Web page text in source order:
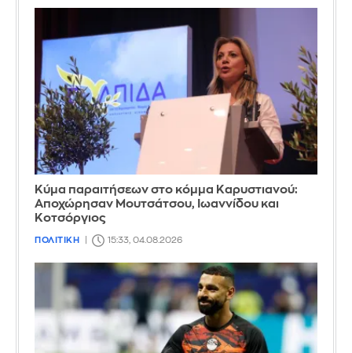
Κύμα παραιτήσεων στο κόμμα Καρυστιανού:
Αποχώρησαν Μουτσάτσου, Ιωαννίδου και
Κοτσόργιος
ΠΟΛΙΤΙΚΗ 15:33, 04.08.2026